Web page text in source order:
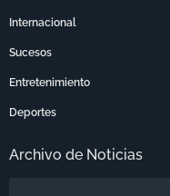
Internacional
Sucesos
Entretenimiento
Deportes
Archivo de Noticias